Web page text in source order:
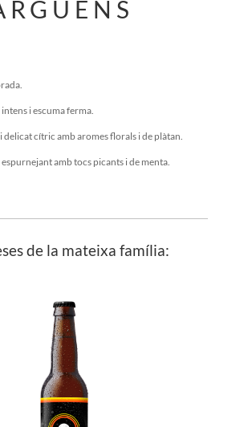
i escuma ferma.
delicat cítric amb aromes florals i de plàtan.
espurnejant amb tocs picants i de menta.
de la mateixa família: